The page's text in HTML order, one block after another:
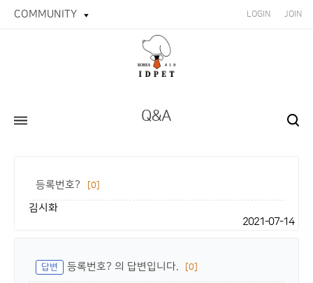
COMMUNITY LOGIN JOIN
Q&A
등록번호? [0]
김시화
2021-07-14
답변 등록번호? 의 답변입니다. [0]